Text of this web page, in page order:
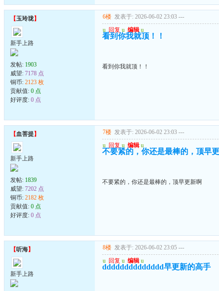
【玉玲珑】
新手上路
发帖: 1903
威望: 7178 点
铜币: 2123 枚
贡献值: 0 点
好评度: 0 点
6楼 发表于: 2026-06-02 23:03 ---
u 回复 u 编辑 u
看到你我就顶！！
看到你我就顶！！
【血菩提】
新手上路
发帖: 1839
威望: 7202 点
铜币: 2182 枚
贡献值: 0 点
好评度: 0 点
7楼 发表于: 2026-06-02 23:03 ---
u 回复 u 编辑 u
不要紧的，你还是最棒的，顶早
不要紧的，你还是最棒的，顶早更新啊
【听海】
新手上路
8楼 发表于: 2026-06-02 23:05 ---
u 回复 u 编辑 u
dddddddddddddd早更新的高手